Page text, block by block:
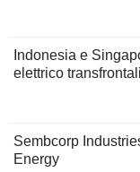
Indonesia e
elettrico
Sembcorp
Energy